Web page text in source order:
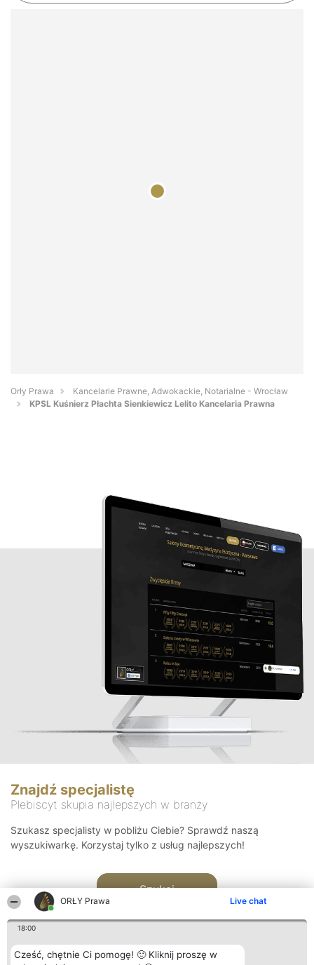
ORŁY Prawa Live chat
18:00
Cześć, chętnie Ci pomogę! 🙂 Kliknij proszę w
Orły Prawa
Kancelarie Prawne, Adwokackie, Notarialne - Wrocław
KPSL Kuśnierz Płachta Sienkiewicz Lelito Kancelaria Prawna
Znajdź specjalistę
Plebiscyt skupia najlepszych w branży
Szukasz specjalisty w pobliżu Ciebie? Sprawdź naszą
wyszukiwarkę. Korzystaj tylko z usług najlepszych!
Szukaj